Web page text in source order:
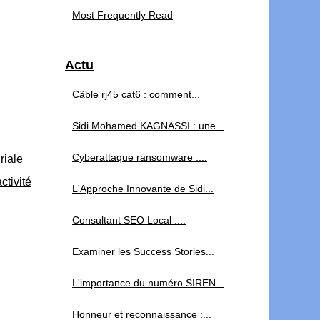
Most Frequently Read
Actu
Câble rj45 cat6 : comment...
Sidi Mohamed KAGNASSI : une...
Cyberattaque ransomware :...
L'Approche Innovante de Sidi...
Consultant SEO Local :...
Examiner les Success Stories...
L'importance du numéro SIREN...
Honneur et reconnaissance :...